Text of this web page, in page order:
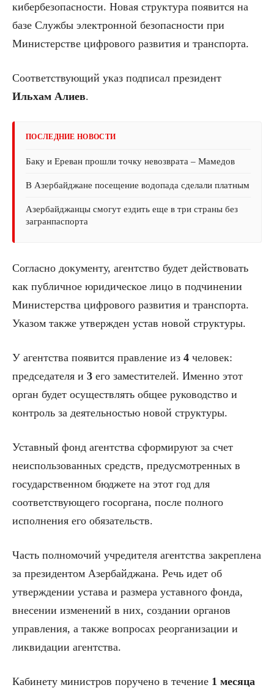
кибербезопасности. Новая структура появится на
базе Службы электронной безопасности при
Министерстве цифрового развития и транспорта.
Соответствующий указ подписал президент
Ильхам Алиев.
ПОСЛЕДНИЕ НОВОСТИ
Баку и Ереван прошли точку невозврата – Мамедов
В Азербайджане посещение водопада сделали платным
Азербайджанцы смогут ездить еще в три страны без
загранпаспорта
Согласно документу, агентство будет действовать
как публичное юридическое лицо в подчинении
Министерства цифрового развития и транспорта.
Указом также утвержден устав новой структуры.
У агентства появится правление из 4 человек:
председателя и 3 его заместителей. Именно этот
орган будет осуществлять общее руководство и
контроль за деятельностью новой структуры.
Уставный фонд агентства сформируют за счет
неиспользованных средств, предусмотренных в
государственном бюджете на этот год для
соответствующего госоргана, после полного
исполнения его обязательств.
Часть полномочий учредителя агентства закреплена
за президентом Азербайджана. Речь идет об
утверждении устава и размера уставного фонда,
внесении изменений в них, создании органов
управления, а также вопросах реорганизации и
ликвидации агентства.
Кабинету министров поручено в течение 1 месяца